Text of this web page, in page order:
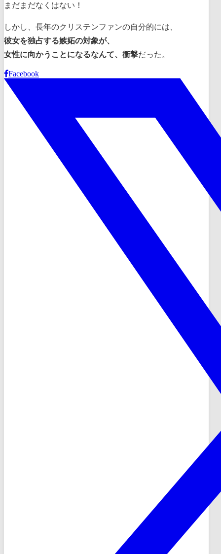
まだまだなくはない！
しかし、長年のクリステンファンの自分的には、
彼女を独占する嫉妬の対象が、
女性に向かうことになるなんて、衝撃だった。
Facebook